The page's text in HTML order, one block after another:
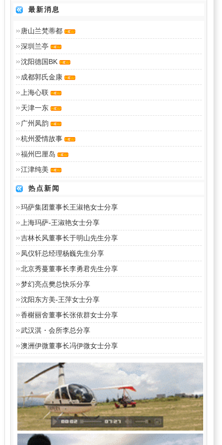
最新消息
唐山兰梵蒂都
深圳兰亭
沈阳德国BK
成都郭氏金康
上海心联
天津一东
广州凤韵
杭州爱情故事
福州巴厘岛
江津纯美
热点新闻
玛萨集团董事长王淑艳女士分享
上海玛萨-王淑艳女士分享
吉林长风董事长于明山先生分享
凤仪轩总经理杨巍先生分享
北京秀蔓董事长李勇君先生分享
梦幻亮点樊总快乐分享
沈阳东方美-王萍女士分享
香榭丽舍董事长张依群女士分享
武汉淇・会所李总分享
澳洲伊微董事长冯伊微女士分享